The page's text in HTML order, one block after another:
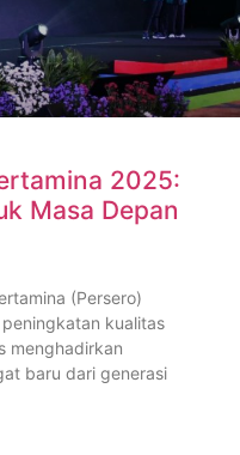
2025:
Masa Depan
(Persero)
kualitas
menghadirkan
baru dari generasi